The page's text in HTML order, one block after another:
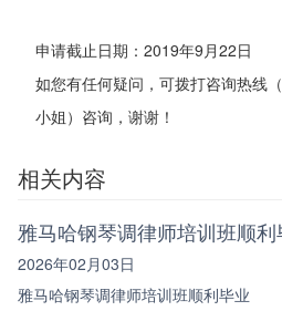
申请截止日期：2019年9月22日
如您有任何疑问，可拨打咨询热线
小姐）咨询，谢谢！
相关内容
雅马哈钢琴调律师培训班顺利
2026年02月03日
雅马哈钢琴调律师培训班顺利毕业